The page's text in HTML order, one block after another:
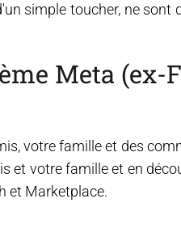
simple toucher, ne sont
Meta (ex-
votre famille et des
et votre famille et en
et Marketplace.